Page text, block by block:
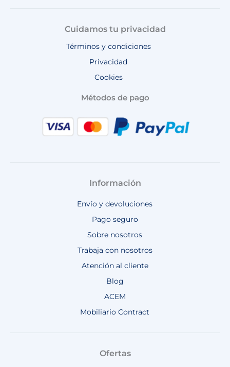
Cuidamos tu privacidad
Términos y condiciones
Privacidad
Cookies
Métodos de pago
Información
Envío y devoluciones
Pago seguro
Sobre nosotros
Trabaja con nosotros
Atención al cliente
Blog
ACEM
Mobiliario Contract
Ofertas